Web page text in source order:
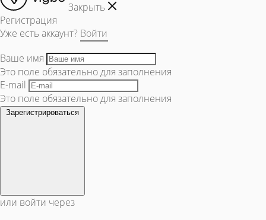
Закрыть
Регистрация
Уже есть аккаунт? Войти
Ваше имя
Это поле обязательно для заполнения
E-mail
Это поле обязательно для заполнения
Зарегистрироваться
или войти через